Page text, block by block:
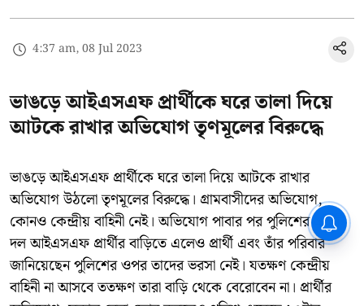
4:37 am, 08 Jul 2023
ভাঙড়ে আইএসএফ প্রার্থীকে ঘরে তালা দিয়ে
আটকে রাখার অভিযোগ তৃণমূলের বিরুদ্ধে
ভাঙড়ে আইএসএফ প্রার্থীকে ঘরে তালা দিয়ে আটকে রাখার
অভিযোগ উঠলো তৃণমূলের বিরুদ্ধে। গ্রামবাসীদের অভিযোগ,
কোনও কেন্দ্রীয় বাহিনী নেই। অভিযোগ পাবার পর পুলিশের একটি
দল আইএসএফ প্রার্থীর বাড়িতে এলেও প্রার্থী এবং তাঁর পরিবার
জানিয়েছেন পুলিশের ওপর তাদের ভরসা নেই। যতক্ষণ কেন্দ্রীয়
বাহিনী না আসবে ততক্ষণ তারা বাড়ি থেকে বেরোবেন না। প্রার্থীর
CPIM: ৬০ লক্ষ নাম বিবেচনাধীন রেখে
ভোট ঘোষণার প্রতিবাদ - আদালতের
দ্বারস্থ হবে সিপিআইএম